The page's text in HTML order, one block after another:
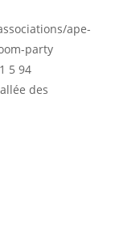
ape-
party
5 94
des